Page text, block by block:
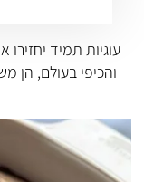
עוגיות תמיד
והכיפי בעולם, הן